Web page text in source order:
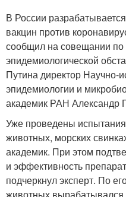
В России
вакцин против
сообщил на совещании по
эпидемиологической
Путина директор Научно-
эпидемиологии и
академик РАН Александр
Уже проведены
животных, морских
академик. При этом
и эффективность
подчеркнул эксперт. По
животных